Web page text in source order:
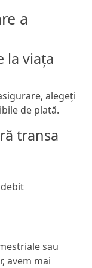
a
la viața
alegeți
de plată.
transa
sau
avem mai